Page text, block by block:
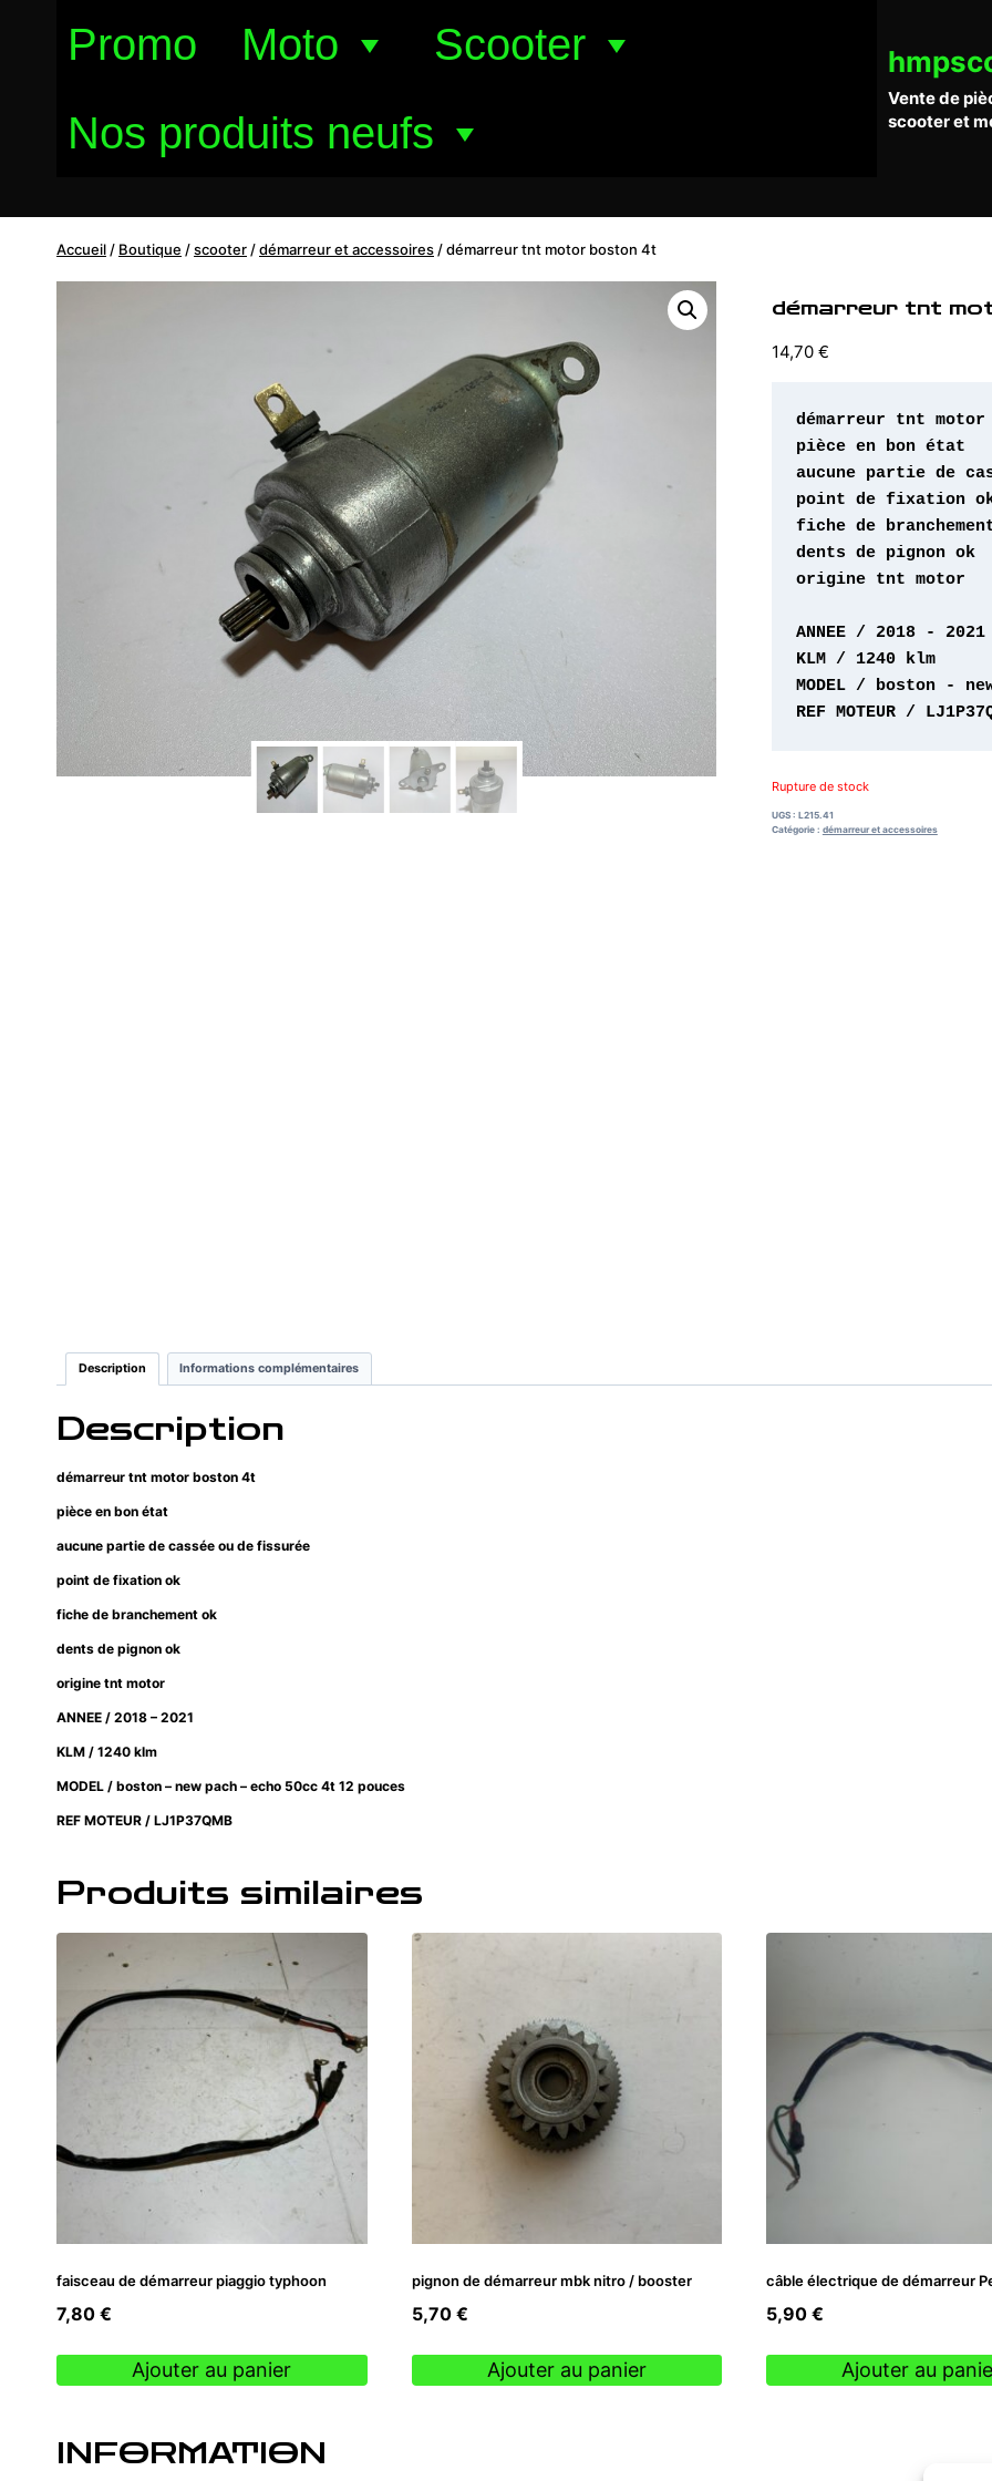
Promo Moto
Scooter
Nos produits neufs
Vente de
scooter et
Accueil / Boutique /scooter /démarreur et accessoires /démarreur tnt motor boston 4t
démarreur tnt
14,70 €
origine tnt motor
REF MOTEUR /
Rupture de stock
UGS : L215.41
Catégorie : démarreur et accessoires
Description Informations complémentaires
Description
démarreur tnt motor boston 4t
pièce en bon état
aucune partie de cassée ou de fissurée
point de fixation ok
fiche de branchement ok
dents de pignon ok
origine tnt motor
ANNEE / 2018 – 2021
KLM / 1240 klm
MODEL / boston – new pach – echo 50cc 4t 12 pouces
REF MOTEUR / LJ1P37QMB
Produits similaires
faisceau de démarreur piaggio typhoon
7,80 €
Ajouter au panier
pignon de démarreur mbk nitro / booster
5,70 €
Ajouter au panier
câble électrique de démarreur
5,90 €
Ajouter au
INFORMATION